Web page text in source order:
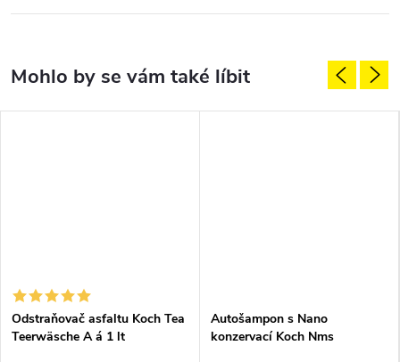
Odstraňovač asfaltu Koch Tea
Teerwäsche A á 1 lt
Autošampon s Nano
konzervací Koch Nms